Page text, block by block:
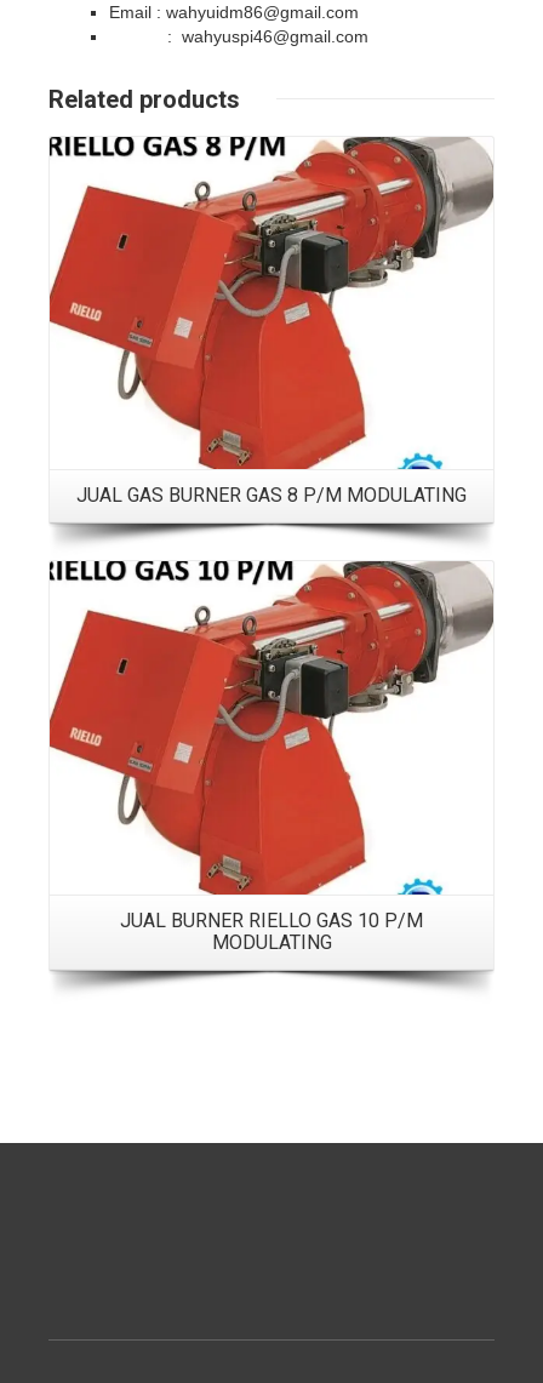
Email : wahyuidm86@gmail.com
: wahyuspi46@gmail.com
Related products
Details
JUAL GAS BURNER GAS 8 P/M MODULATING
Details
JUAL BURNER RIELLO GAS 10 P/M
MODULATING